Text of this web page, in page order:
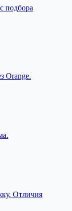
подбора
Orange.
Отличия